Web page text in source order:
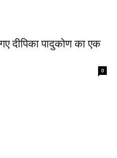
दीपिका पादुकोण का एक
0